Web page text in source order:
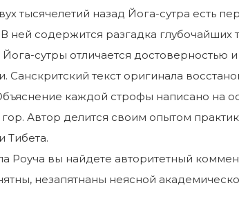
тысячелетий назад Йога-сутра есть
содержится разгадка глубочайших
сутры отличается достоверностью и
Санскритский текст оригинала
каждой строфы написано на
Автор делится своим опытом
Тибета.
Роуча вы найдете авторитетный
незапятнаны неясной